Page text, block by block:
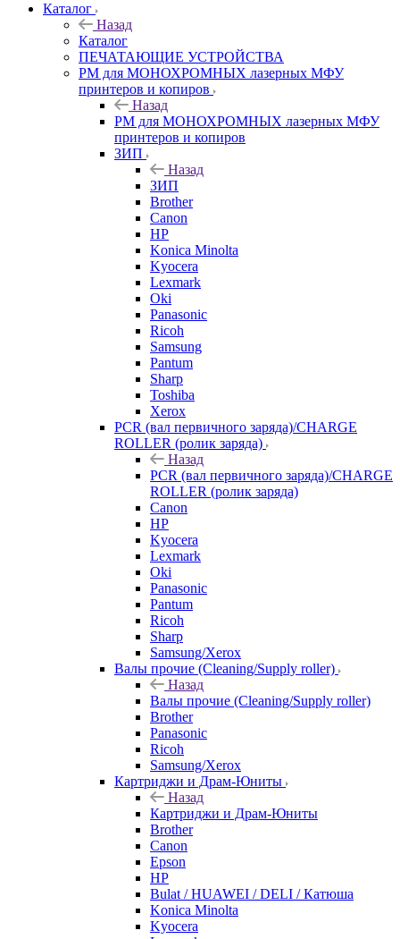
Каталог
Назад
Каталог
ПЕЧАТАЮЩИЕ УСТРОЙСТВА
РМ для МОНОХРОМНЫХ лазерных МФУ
принтеров и копиров
Назад
РМ для МОНОХРОМНЫХ лазерных МФУ
принтеров и копиров
ЗИП
Назад
ЗИП
Brother
Canon
HP
Konica Minolta
Kyocera
Lexmark
Oki
Panasonic
Ricoh
Samsung
Pantum
Sharp
Toshiba
Xerox
PCR (вал первичного заряда)/CHARGE
ROLLER (ролик заряда)
Назад
PCR (вал первичного заряда)/CHARGE
ROLLER (ролик заряда)
Canon
HP
Kyocera
Lexmark
Oki
Panasonic
Pantum
Ricoh
Sharp
Samsung/Xerox
Валы прочие (Cleaning/Supply roller)
Назад
Валы прочие (Cleaning/Supply roller)
Brother
Panasonic
Ricoh
Samsung/Xerox
Картриджи и Драм-Юниты
Назад
Картриджи и Драм-Юниты
Brother
Canon
Epson
HP
Bulat / HUAWEI / DELI / Катюша
Konica Minolta
Kyocera